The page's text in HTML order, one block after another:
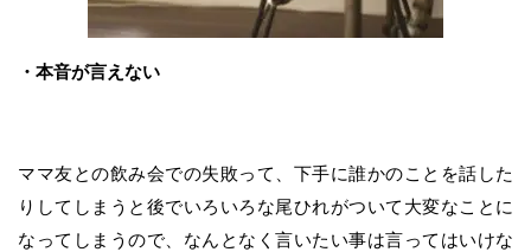
・本音が言えない
ママ友との飲み会での失敗って、下手に誰かのことを話した
りしてしまうと後でいろいろな尾ひれがついて大変なことに
なってしまうので、なんとなく言いたい事は言ってはいけな